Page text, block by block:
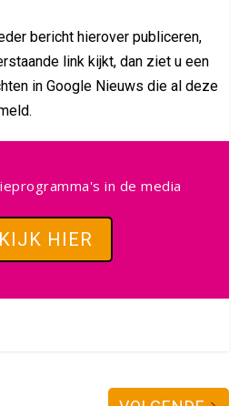
bericht hierover publiceren,
link kijkt, dan ziet u een
in Google Nieuws die al deze
in de media
KIJK HIER